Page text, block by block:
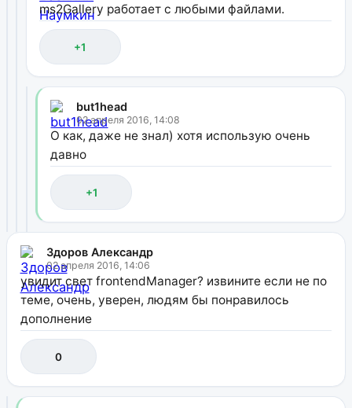
ms2Gallery работает с любыми файлами.
+1
but1head
02 апреля 2016, 14:08
О как, даже не знал) хотя использую очень
давно
+1
Здоров Александр
02 апреля 2016, 14:06
увидит свет frontendManager? извините если не по
теме, очень, уверен, людям бы понравилось
дополнение
0